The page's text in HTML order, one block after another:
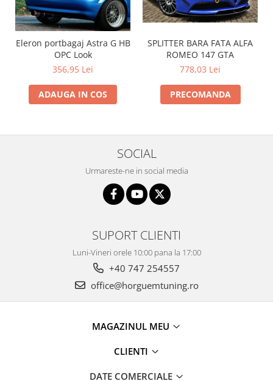
Eleron portbagaj Astra G HB
OPC Look
356,95 Lei
ADAUGA IN COS
SPLITTER BARA FATA ALFA
ROMEO 147 GTA
778,03 Lei
PRECOMANDA
SOCIAL
Urmareste-ne in social media
SUPORT CLIENTI
Luni-Vineri orele 10:00 pana la 17:00
+40 747 254557
office@horguemtuning.ro
MAGAZINUL MEU
CLIENTI
DATE COMERCIALE